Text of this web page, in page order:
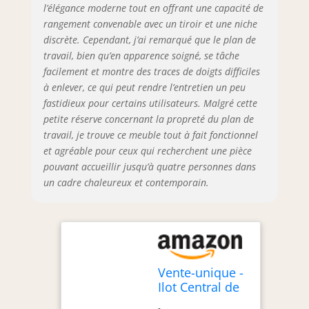
fiable et à une
livraison rapide.
l’élégance moderne tout en offrant une capacité de
rangement convenable avec un tiroir et une niche
discrète. Cependant, j’ai remarqué que le plan de
travail, bien qu’en apparence soigné, se tâche
facilement et montre des traces de doigts difficiles
à enlever, ce qui peut rendre l’entretien un peu
fastidieux pour certains utilisateurs. Malgré cette
petite réserve concernant la propreté du plan de
travail, je trouve ce meuble tout à fait fonctionnel
et agréable pour ceux qui recherchent une pièce
pouvant accueillir jusqu’à quatre personnes dans
un cadre chaleureux et contemporain.
Vente-unique -
Ilot Central de